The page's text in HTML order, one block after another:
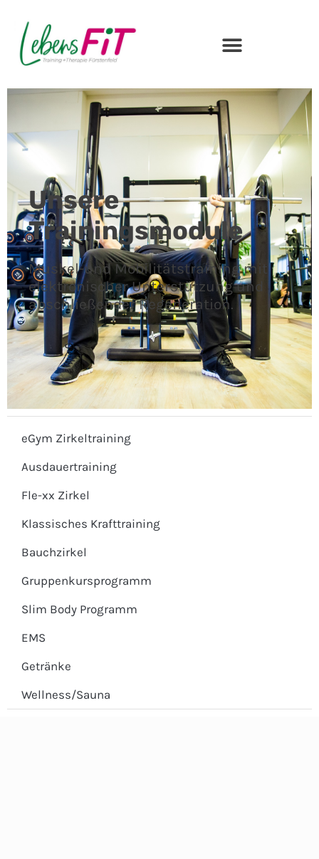
Unsere
Trainingsmodule
Muskel-und Mobilitätstraining mit
elektronischer Unterstützung und
abschließender Regeneration.
eGym Zirkeltraining
Ausdauertraining
Fle-xx Zirkel
Klassisches Krafttraining
Bauchzirkel
Gruppenkursprogramm
Slim Body Programm
EMS
Getränke
Wellness/Sauna